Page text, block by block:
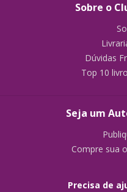
Sobre o
Dúvidas
Top 10
Seja um
Compre sua
Precisa de